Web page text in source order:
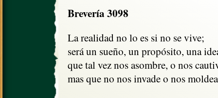
Brevería 3098
La realidad no lo es si no se vive;
será un sueño, un propósito, una
que tal vez nos asombre, o nos
mas que no nos invade o nos